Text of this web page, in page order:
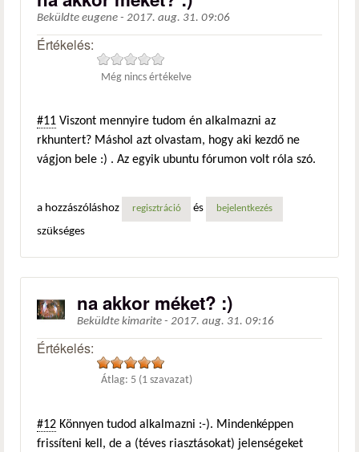
Beküldte eugene - 2017. aug. 31. 09:06
Értékelés:
Még nincs értékelve
#11 Viszont mennyire tudom én alkalmazni az
rkhuntert? Máshol azt olvastam, hogy aki kezdő ne
vágjon bele :) . Az egyik ubuntu fórumon volt róla szó.
a hozzászóláshoz regisztráció és bejelentkezés
szükséges
na akkor méket? :)
Beküldte kimarite - 2017. aug. 31. 09:16
Értékelés:
Átlag: 5 (1 szavazat)
#12 Könnyen tudod alkalmazni :-). Mindenképpen
frissíteni kell, de a (téves riasztásokat) jelenségeket